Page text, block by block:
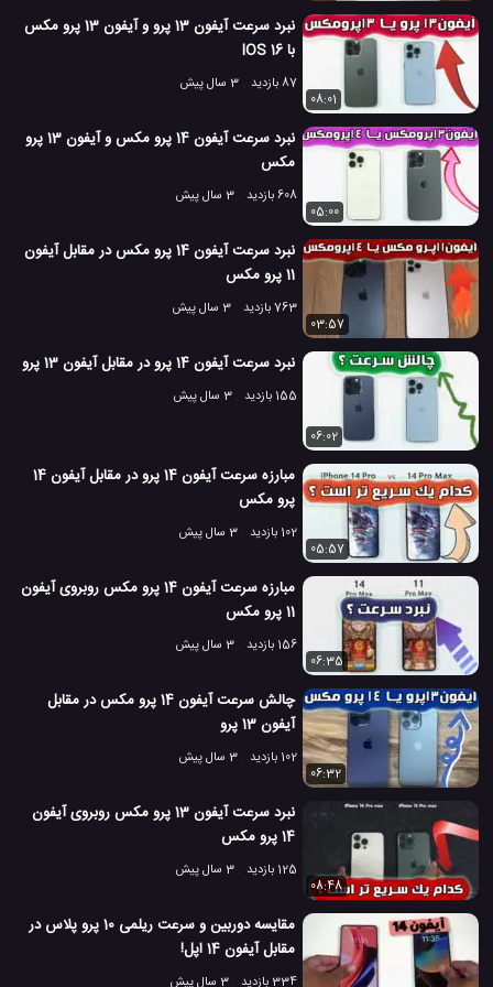
# گوشی می نوت 10 شیائومی مشخصات می نوت 10 شیائومی
# مقایسه سرعت گوشی همراه # مقایسه سرعت موبایل
#
می نوت 10 پرو شیائومی
21.4 هزار بازدید
7 سال پیش تکنولوژی موبایل ویدئو ویدئو های
نبرد سرعت آیفون 13 پرو و آیفون 13 پرو مکس
با IOS 16
87 بازدید
3 سال پیش
08:01
نبرد سرعت آیفون 14 پرو مکس و آیفون 13 پرو
مکس
608 بازدید
3 سال پیش
05:00
نبرد سرعت آیفون 14 پرو مکس در مقابل آیفون
11 پرو مکس
763 بازدید
3 سال پیش
03:57
نبرد سرعت آیفون 14 پرو در مقابل آیفون 13 پرو
155 بازدید 3 سال پیش
06:02
مبارزه سرعت آیفون 14 پرو در مقابل آیفون 14
پرو مکس
102 بازدید
3 سال پیش
05:57
مبارزه سرعت آیفون 14 پرو مکس روبروی آیفون
11 پرو مکس
156 بازدید
3 سال پیش
06:35
چالش سرعت آیفون 14 پرو مکس در مقابل
آیفون 13 پرو
102 بازدید
3 سال پیش
06:32
نبرد سرعت آیفون 13 پرو مکس روبروی آیفون
14 پرو مکس
125 بازدید
3 سال پیش
08:48
مقایسه دوربین و سرعت ریلمی 10 پرو پلاس در
مقابل آیفون 14 اپل!
334 بازدید 3 سال پیش